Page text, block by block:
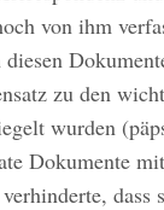
von ihm
zu den
wurden
Dokumente
verhinderte,